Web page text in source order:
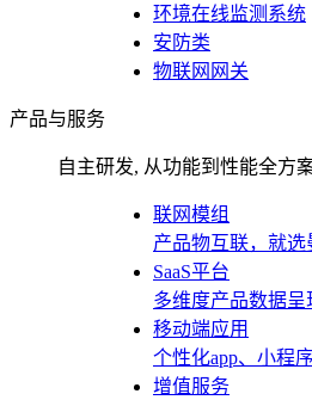
环境在线监测系统
安防类
物联网网关
产品与服务
自主研发, 从功能到性能全方
联网模组
产品物互联，就选
SaaS平台
多维度产品数据呈
移动端应用
个性化app、小程
增值服务